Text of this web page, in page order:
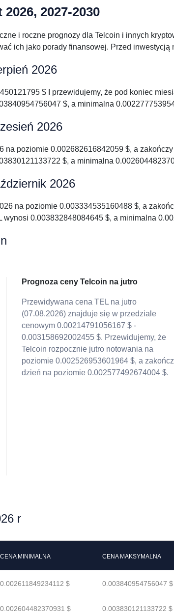
2027-2030
i roczne prognozy dla Telcoin i innych
ich jako porady finansowej. Przed
2026
$ I przewidujemy, że pod koniec
$, a minimalna
2026
na poziomie 0.002682616842059 $, a
$, a minimalna
2026
na poziomie 0.003334535160488 $, a
0.003832848084645 $, a minimalna
Prognoza ceny Telcoin na jutro
Przewidywana cena TEL na jutro
(07.08.2026) znajduje się w przedziale
cenowym 0.00214791056167 $ -
0.003158692002455 $. Przewidujemy, że
Telcoin rozpocznie jutro notowania na
poziomie 0.002526953601964 $, a
dzień na poziomie 0.002577492674004 $.
r
CENA MINIMALNA CENA MAKSYMALNA
0.002611849234112 $ 0.003840954756047 $
0.002604482370931 $ 0.003830121133722 $